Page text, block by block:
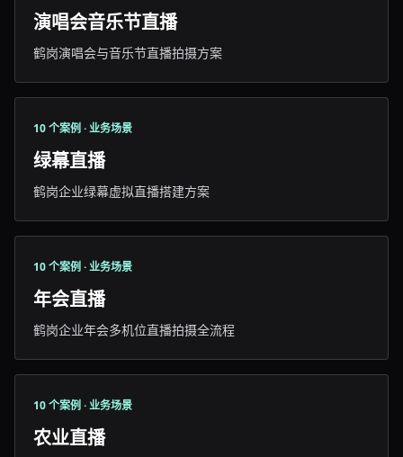
演唱会音乐节直播
鹤岗演唱会与音乐节直播拍摄方案
10 个案例 · 业务场景
绿幕直播
鹤岗企业绿幕虚拟直播搭建方案
10 个案例 · 业务场景
年会直播
鹤岗企业年会多机位直播拍摄全流程
10 个案例 · 业务场景
农业直播